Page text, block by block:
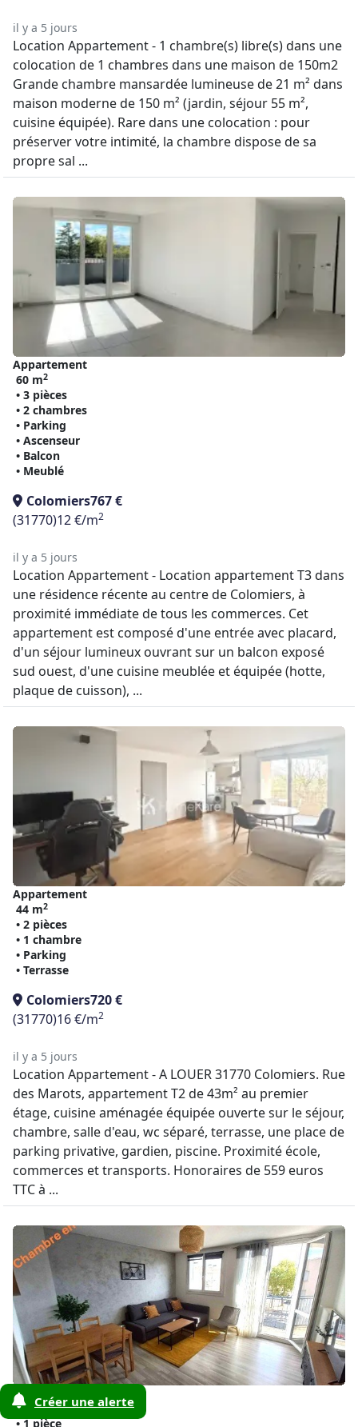
il y a 5 jours
Location Appartement - 1 chambre(s) libre(s) dans une
colocation de 1 chambres dans une maison de 150m2
Grande chambre mansardée lumineuse de 21 m² dans
maison moderne de 150 m² (jardin, séjour 55 m²,
cuisine équipée). Rare dans une colocation : pour
préserver votre intimité, la chambre dispose de sa
propre sal ...
Appartement
60 m2
• 3 pièces
• 2 chambres
• Parking
• Ascenseur
• Balcon
• Meublé
Colomiers767 €
(31770)12 €/m2
il y a 5 jours
Location Appartement - Location appartement T3 dans
une résidence récente au centre de Colomiers, à
proximité immédiate de tous les commerces. Cet
appartement est composé d'une entrée avec placard,
d'un séjour lumineux ouvrant sur un balcon exposé
sud ouest, d'une cuisine meublée et équipée (hotte,
plaque de cuisson), ...
Appartement
44 m2
• 2 pièces
• 1 chambre
• Parking
• Terrasse
Colomiers720 €
(31770)16 €/m2
il y a 5 jours
Location Appartement - A LOUER 31770 Colomiers. Rue
des Marots, appartement T2 de 43m² au premier
étage, cuisine aménagée équipée ouverte sur le séjour,
chambre, salle d'eau, wc séparé, terrasse, une place de
parking privative, gardien, piscine. Proximité école,
commerces et transports. Honoraires de 559 euros
TTC à ...
Appartement
13 m2
• 1 pièce
Créer une alerte